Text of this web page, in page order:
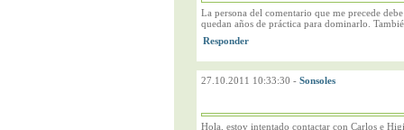
La persona del comentario que me precede
quedan años de práctica para dominarlo.
27.10.2011 10:33:30 - Sonsoles
Hola, estoy intentado contactar con Carlos e